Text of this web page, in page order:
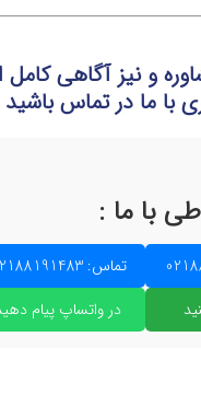
و نیز آگاهی کامل
با ما در تماس
با ما :
تماس: 02188191483
در واتساپ پیام